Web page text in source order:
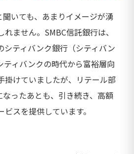
聞いても、あまりイメージが湧
ません。SMBC信託銀行は、
シティバンク銀行（シティバン
ティバンクの時代から富裕層向
掛けていましたが、リテール部
ったあとも、引き続き、高額
スを提供しています。